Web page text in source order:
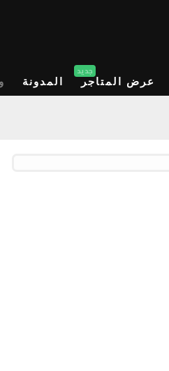
عرض المتاجر
جديد
المدونة